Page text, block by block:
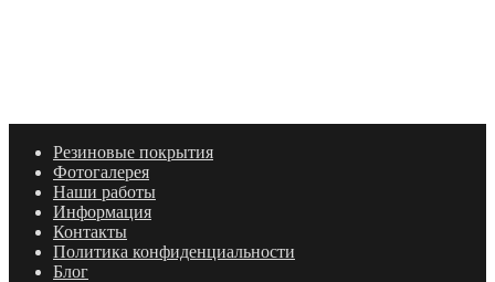
Резиновые покрытия
Фотогалерея
Наши работы
Информация
Контакты
Политика конфиденциальности
Блог